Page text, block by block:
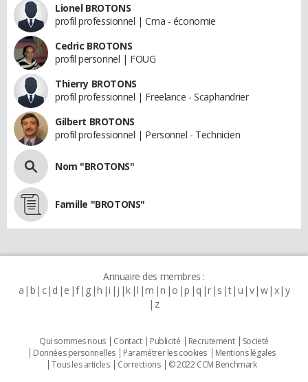
Lionel BROTONS
profil professionnel | Cma - économie
Cedric BROTONS
profil personnel | FOUG
Thierry BROTONS
profil professionnel | Freelance - Scaphandrier
Gilbert BROTONS
profil professionnel | Personnel - Technicien
Nom "BROTONS"
Famille "BROTONS"
Annuaire des membres :
a b c d e f g h i j k l m n o p q r s t u v w x y
z
Qui sommes nous Contact Publicité Recrutement
Societé
Données personnelles
Paramétrer les cookies
Mentions légales
Tous les articles
Corrections © 2022 CCM Benchmark